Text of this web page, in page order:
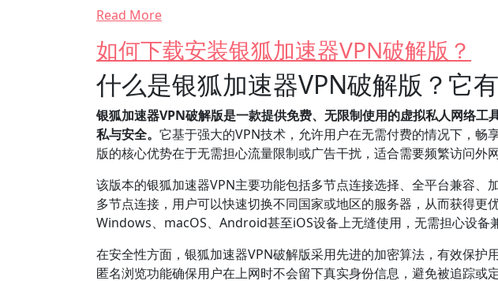
Read More
如何下载安装银狐加速器VPN破解版？
什么是银狐加速器VPN破解版？它
银狐加速器VPN破解版是一款提供免费、无限制使用的虚拟私人网络工
私与安全。 它基于强大的VPN技术，允许用户在无需付费的情况下，畅
版的核心优势在于无需担心流量限制或广告干扰，适合需要频繁访问外
该版本的银狐加速器VPN主要功能包括多节点连接选择、全平台兼容、
多节点连接，用户可以快速切换不同国家或地区的服务器，从而获得更
Windows、macOS、Android甚至iOS设备上无缝使用，无需担心设备
在安全性方面，银狐加速器VPN破解版采用先进的加密算法，有效保护
匿名浏览功能确保用户在上网时不会留下真实身份信息，避免被追踪或